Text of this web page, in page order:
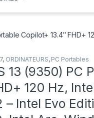
Copilot+ 13.4″ FHD+
, ORDINATEURS, PC Portables
13 (9350) PC
120 Hz,
– Intel Evo